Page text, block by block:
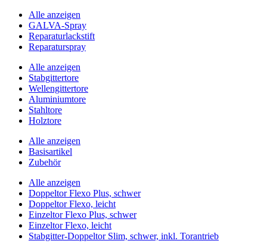
Alle anzeigen
GALVA-Spray
Reparaturlackstift
Reparaturspray
Alle anzeigen
Stabgittertore
Wellengittertore
Aluminiumtore
Stahltore
Holztore
Alle anzeigen
Basisartikel
Zubehör
Alle anzeigen
Doppeltor Flexo Plus, schwer
Doppeltor Flexo, leicht
Einzeltor Flexo Plus, schwer
Einzeltor Flexo, leicht
Stabgitter-Doppeltor Slim, schwer, inkl. Torantrieb